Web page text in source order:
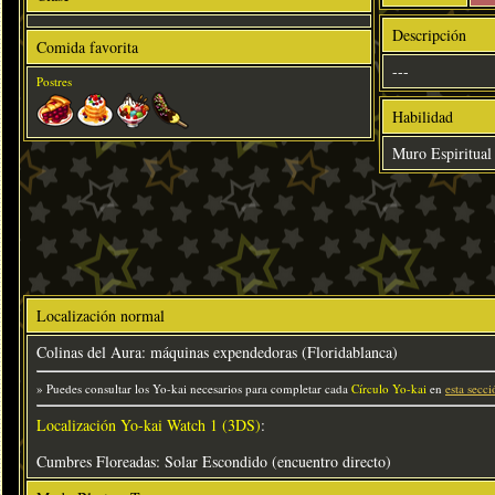
Comida favorita
Postres
Descripción
---
Habilidad
Muro Espiritual
Localización normal
Colinas del Aura: máquinas expendedoras (Floridablanca)
» Puedes consultar los Yo-kai necesarios para completar cada Círculo Yo-kai en esta
Localización Yo-kai Watch 1 (3DS):
Cumbres Floreadas: Solar Escondido (encuentro directo)